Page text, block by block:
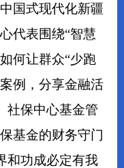
国式现代化新疆
代表围绕“智慧
何让群众“少跑
例，分享金融活
社保中心基金管
基金的财务守门
和功成必定有我